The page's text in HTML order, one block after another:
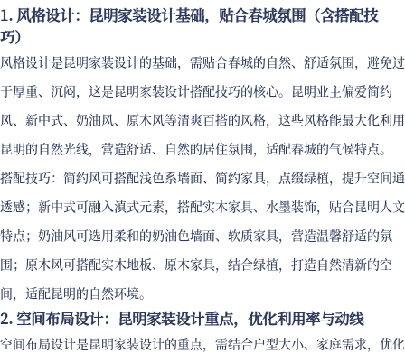
1. 风格设计：昆明家装设计基础，贴合春城氛围（含搭配技
巧）
风格设计是昆明家装设计的基础，需贴合春城的自然、舒适氛围，避免过
于厚重、沉闷，这是昆明家装设计搭配技巧的核心。昆明业主偏爱简约
风、新中式、奶油风、原木风等清爽百搭的风格，这些风格能最大化利用
昆明的自然光线，营造舒适、自然的居住氛围，适配春城的气候特点。
搭配技巧：简约风可搭配浅色系墙面、简约家具，点缀绿植，提升空间通
透感；新中式可融入滇式元素，搭配实木家具、水墨装饰，贴合昆明人文
特点；奶油风可选用柔和的奶油色墙面、软质家具，营造温馨舒适的氛
围；原木风可搭配实木地板、原木家具，结合绿植，打造自然清新的空
间，适配昆明的自然环境。
2. 空间布局设计：昆明家装设计重点，优化利用率与动线
空间布局设计是昆明家装设计的重点，需结合户型大小、家庭需求，优化